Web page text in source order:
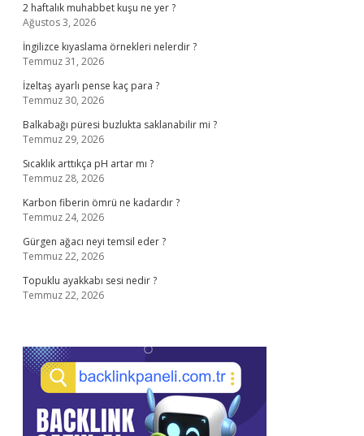
2 haftalık muhabbet kuşu ne yer ?
Ağustos 3, 2026
İngilizce kıyaslama örnekleri nelerdir ?
Temmuz 31, 2026
İzeltaş ayarlı pense kaç para ?
Temmuz 30, 2026
Balkabağı püresi buzlukta saklanabilir mi ?
Temmuz 29, 2026
Sıcaklık arttıkça pH artar mı ?
Temmuz 28, 2026
Karbon fiberin ömrü ne kadardır ?
Temmuz 24, 2026
Gürgen ağacı neyi temsil eder ?
Temmuz 22, 2026
Topuklu ayakkabı sesi nedir ?
Temmuz 22, 2026